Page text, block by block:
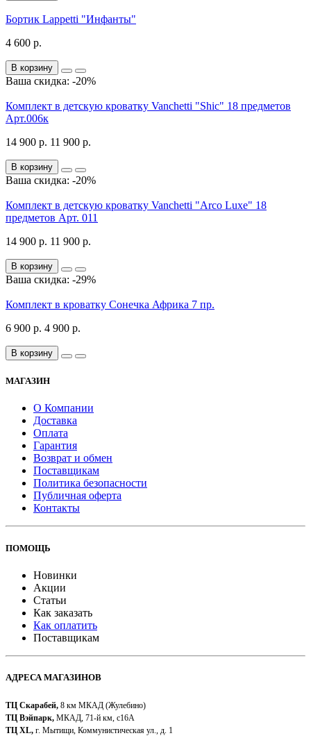
Бортик Lappetti "Инфанты"
4 600 р.
В корзину
Ваша скидка: -20%
Комплект в детскую кроватку Vanchetti "Shic" 18 предметов
Арт.006к
14 900 р. 11 900 р.
В корзину
Ваша скидка: -20%
Комплект в детскую кроватку Vanchetti "Arco Luxe" 18
предметов Арт. 011
14 900 р. 11 900 р.
В корзину
Ваша скидка: -29%
Комплект в кроватку Сонечка Африка 7 пр.
6 900 р. 4 900 р.
В корзину
МАГАЗИН
О Компании
Доставка
Оплата
Гарантия
Возврат и обмен
Поставщикам
Политика безопасности
Публичная оферта
Контакты
ПОМОЩЬ
Новинки
Акции
Статьи
Как заказать
Как оплатить
Поставщикам
АДРЕСА МАГАЗИНОВ
ТЦ Скарабей, 8 км МКАД (Жулебино)
ТЦ Вэйпарк, МКАД, 71-й км, с16А
ТЦ XL, г. Мытищи, Коммунистическая ул., д. 1